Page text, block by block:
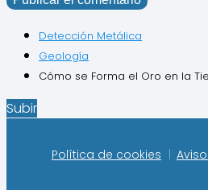
Detección Metálica
Geología
Cómo se Forma el Oro en la
Subir
Política de cookies